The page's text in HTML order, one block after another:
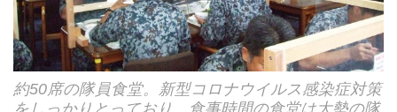
約50席の隊員食堂。新型コロナウイルス感染症対策
をしっかりとっており、食事時間の食堂は大勢の隊